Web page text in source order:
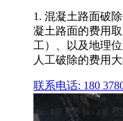
1. 混凝土路面破
凝土路面的费用
工）、以及地理
人工破除的费用
联系电话: 180